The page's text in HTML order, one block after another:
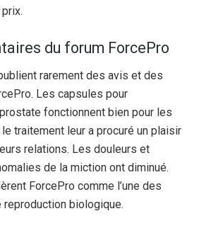
du forum ForcePro
rarement des avis et des
Les capsules pour
fonctionnent bien pour les
traitement leur a procuré un plaisir
relations. Les douleurs et
de la miction ont diminué.
ForcePro comme l’une des
biologique.